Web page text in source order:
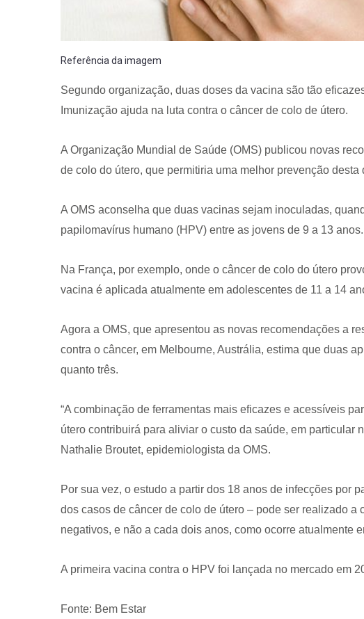
Referência da imagem
Segundo organização, duas doses da vacina são tão
Imunização ajuda na luta contra o câncer de colo de útero.
A Organização Mundial de Saúde (OMS) publicou novas
de colo do útero, que permitiria uma melhor prevenção
A OMS aconselha que duas vacinas sejam inoculadas,
papilomavírus humano (HPV) entre as jovens de 9 a 13 anos.
Na França, por exemplo, onde o câncer de colo do útero
vacina é aplicada atualmente em adolescentes de 11 a 14
Agora a OMS, que apresentou as novas recomendações a
contra o câncer, em Melbourne, Austrália, estima que duas
quanto três.
“A combinação de ferramentas mais eficazes e acessíveis
útero contribuirá para aliviar o custo da saúde, em particular
Nathalie Broutet, epidemiologista da OMS.
Por sua vez, o estudo a partir dos 18 anos de infecções por
dos casos de câncer de colo de útero – pode ser realizado a
negativos, e não a cada dois anos, como ocorre atualmente
A primeira vacina contra o HPV foi lançada no mercado em
Fonte: Bem Estar
CRF-AL reforça importância do
farmacêutico em nova resolução
da Anvisa sobre medicamentos à
29 de janeiro de 2026